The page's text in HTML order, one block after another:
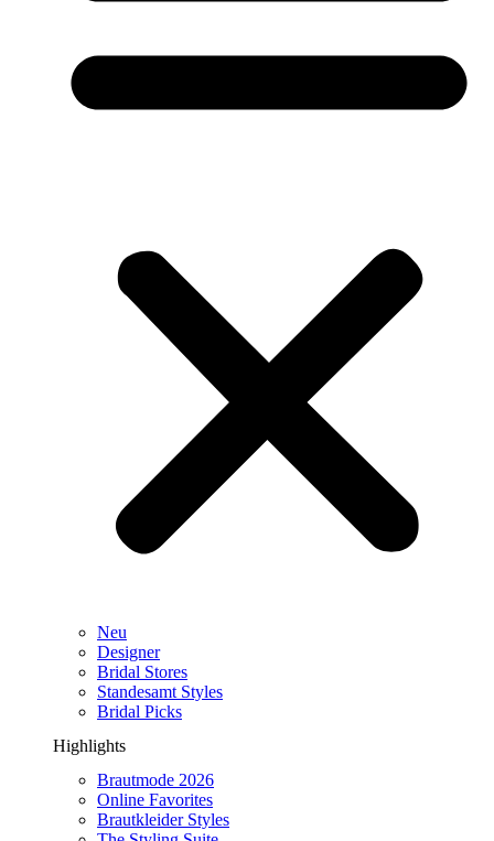
Neu
Designer
Bridal Stores
Standesamt Styles
Bridal Picks
Highlights
Brautmode 2026
Online Favorites
Brautkleider Styles